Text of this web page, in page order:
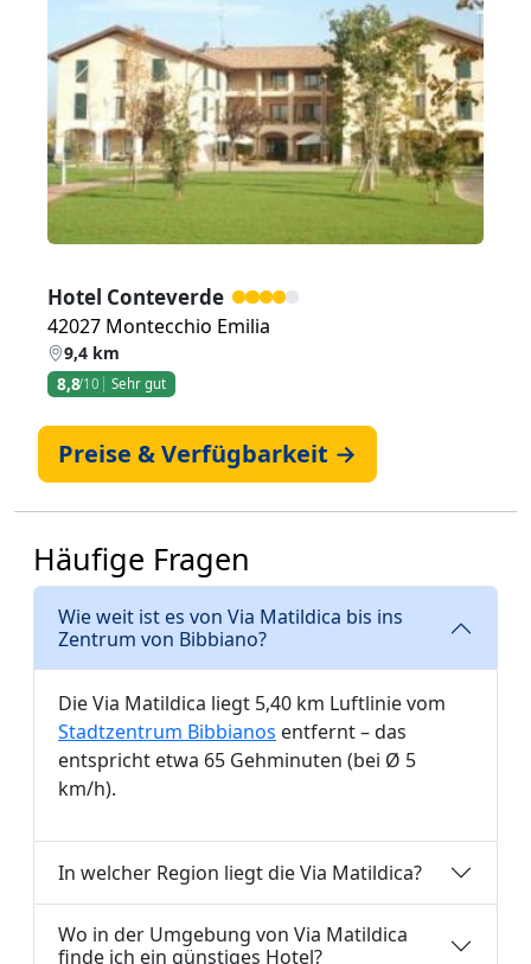
Zurück Weiter
Hotel Conteverde
42027 Montecchio Emilia
9,4 km
8,8/10 Sehr gut
Preise & Verfügbarkeit →
Häufige Fragen
Wie weit ist es von Via Matildica bis ins
Zentrum von Bibbiano?
Die Via Matildica liegt 5,40 km Luftlinie vom
Stadtzentrum Bibbianos entfernt – das
entspricht etwa 65 Gehminuten (bei Ø 5
km/h).
In welcher Region liegt die Via Matildica?
Wo in der Umgebung von Via Matildica
finde ich ein günstiges Hotel?